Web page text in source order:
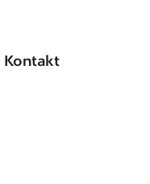
Kontakt